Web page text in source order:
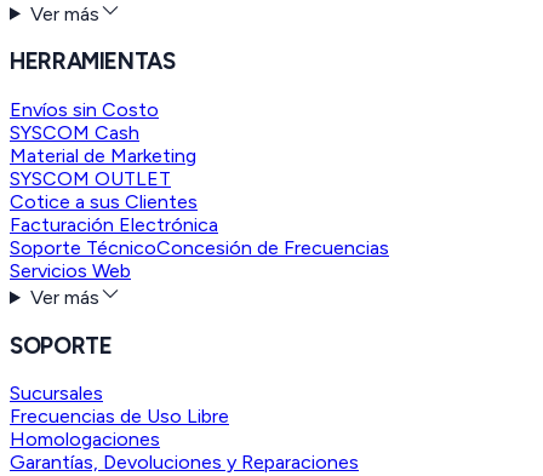
Ver más
HERRAMIENTAS
Envíos sin Costo
SYSCOM Cash
Material de Marketing
SYSCOM OUTLET
Cotice a sus Clientes
Facturación Electrónica
Soporte TécnicoConcesión de Frecuencias
Servicios Web
Ver más
SOPORTE
Sucursales
Frecuencias de Uso Libre
Homologaciones
Garantías, Devoluciones y Reparaciones